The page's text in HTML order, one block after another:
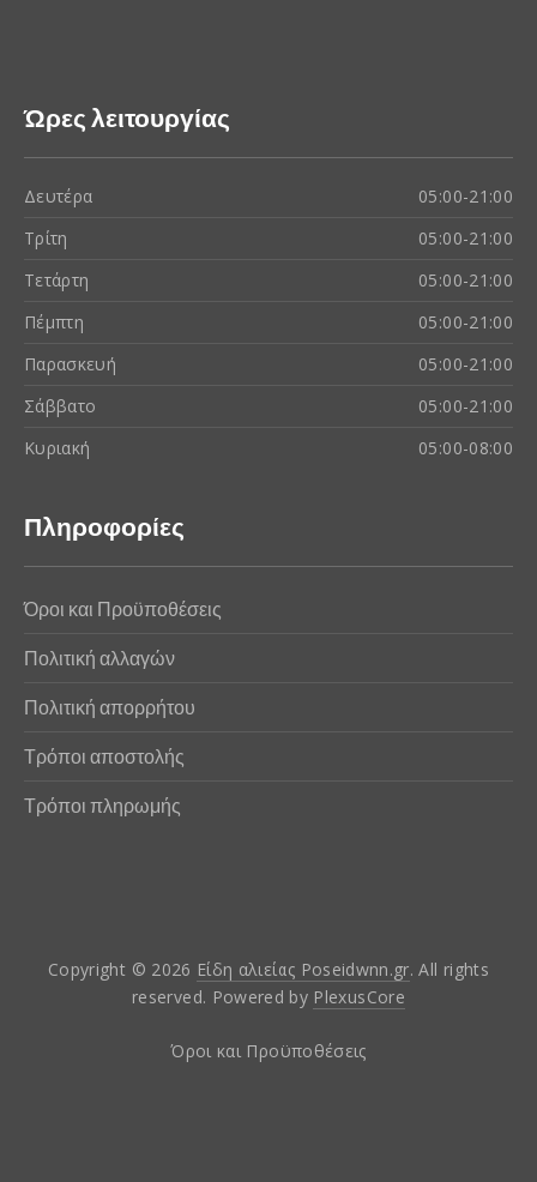
Ώρες λειτουργίας
Δευτέρα
05:00-21:00
Τρίτη
05:00-21:00
Τετάρτη
05:00-21:00
Πέμπτη
05:00-21:00
Παρασκευή
05:00-21:00
Σάββατο
05:00-21:00
Κυριακή
05:00-08:00
Πληροφορίες
Όροι και Προϋποθέσεις
Πολιτική αλλαγών
Πολιτική απορρήτου
Τρόποι αποστολής
Τρόποι πληρωμής
Copyright © 2026 Είδη αλιείας Poseidwnn.gr. All rights
reserved. Powered by PlexusCore
Όροι και Προϋποθέσεις